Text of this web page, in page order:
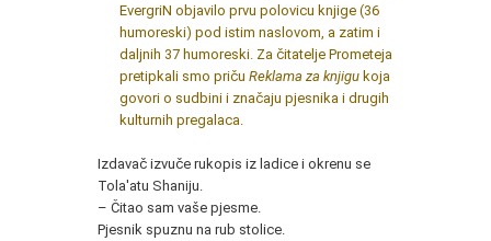
EvergriN objavilo prvu polovicu knjige (36
humoreski) pod istim naslovom, a zatim i
daljnih 37 humoreski. Za čitatelje Prometeja
pretipkali smo priču Reklama za knjigu koja
govori o sudbini i značaju pjesnika i drugih
kulturnih pregalaca.
Izdavač izvuče rukopis iz ladice i okrenu se
Tola'atu Shaniju.
– Čitao sam vaše pjesme.
Pjesnik spuznu na rub stolice.